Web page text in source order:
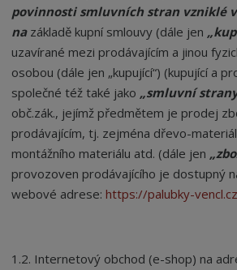
povinnosti smluvních stran vzniklé
nazákladě kupní smlouvy (dále jen
uzavírané mezi prodávajícím a jinou
osobou (dále jen „kupující“) (kupující a
společné též také jako „smluvní
obč.zák., jejímž předmětem je prodej
prodávajícím, tj. zejména dřevo-
montážního materiálu atd. (dále jen
provozoven prodávajícího je dostupný
webové adrese:https://palubky-
1.2. Internetový obchod (e-shop) na